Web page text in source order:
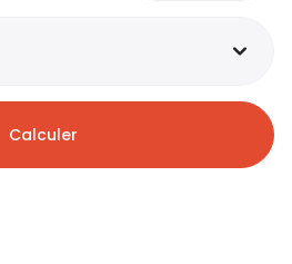
Calculer